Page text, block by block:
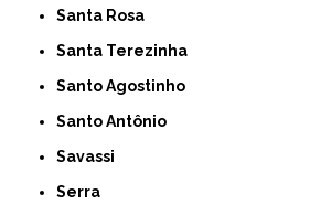
Santa Rosa
Santa Terezinha
Santo Agostinho
Santo Antônio
Savassi
Serra